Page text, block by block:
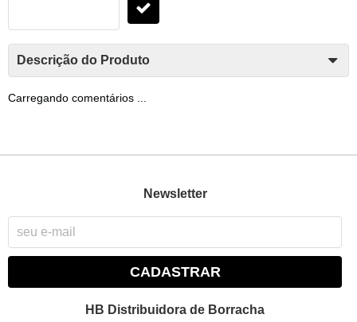
Descrição do Produto
Carregando comentários ...
Newsletter
CADASTRAR
HB Distribuidora de Borracha